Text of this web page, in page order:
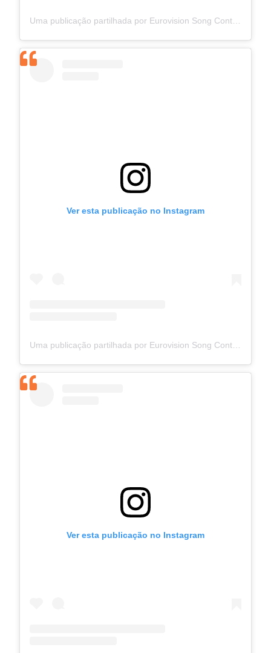
Ver esta publicação no Instagram
Ver esta publicação no Instagram